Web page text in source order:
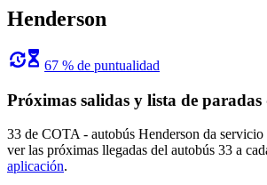
Henderson
67 % de puntualidad
Próximas salidas y lista de
33 de COTA - autobús Henderson da
ver las próximas llegadas del autobús 33 a
aplicación.